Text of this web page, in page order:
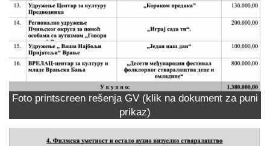
Foto printscreen rešenja GV (klik na dokument za puni
prikaz)